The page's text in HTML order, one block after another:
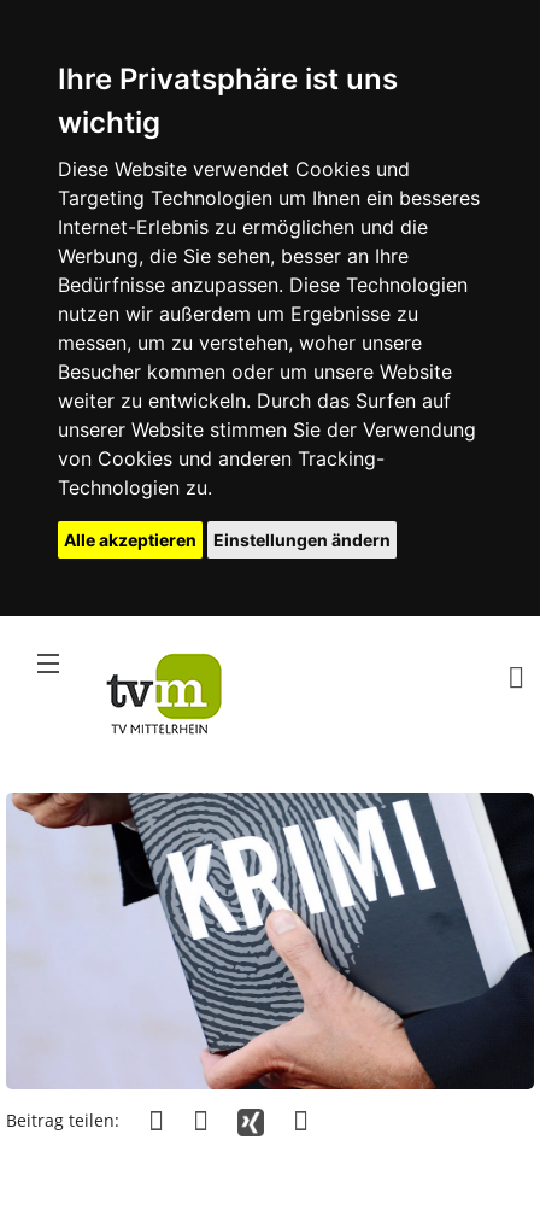
Ihre Privatsphäre ist uns
wichtig
Diese Website verwendet Cookies und
Targeting Technologien um Ihnen ein besseres
Internet-Erlebnis zu ermöglichen und die
Werbung, die Sie sehen, besser an Ihre
Bedürfnisse anzupassen. Diese Technologien
nutzen wir außerdem um Ergebnisse zu
messen, um zu verstehen, woher unsere
Besucher kommen oder um unsere Website
weiter zu entwickeln. Durch das Surfen auf
unserer Website stimmen Sie der Verwendung
von Cookies und anderen Tracking-
Technologien zu.
Alle akzeptieren Einstellungen ändern
Beitrag teilen: